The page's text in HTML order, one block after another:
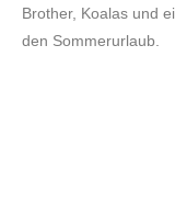
Brother, Koalas und
den Sommerurlaub.